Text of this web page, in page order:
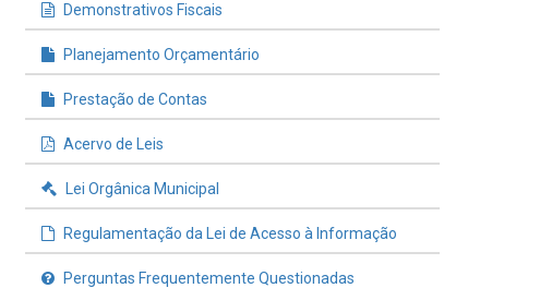
Demonstrativos Fiscais
Planejamento Orçamentário
Prestação de Contas
Acervo de Leis
Lei Orgânica Municipal
Regulamentação da Lei de Acesso à Informação
Perguntas Frequentemente Questionadas